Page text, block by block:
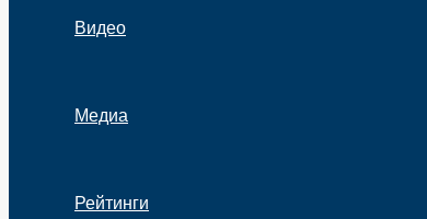
Видео
Медиа
Рейтинги